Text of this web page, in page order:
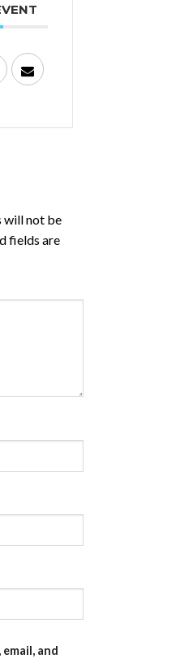
will not be
fields are
email, and